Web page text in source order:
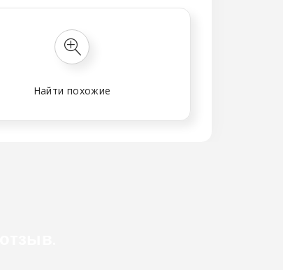
Найти похожие